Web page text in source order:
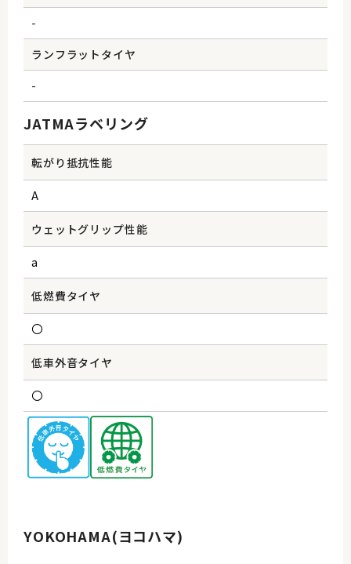
-
ランフラットタイヤ
-
JATMAラベリング
転がり抵抗性能
A
ウェットグリップ性能
a
低燃費タイヤ
〇
低車外音タイヤ
〇
YOKOHAMA(ヨコハマ)